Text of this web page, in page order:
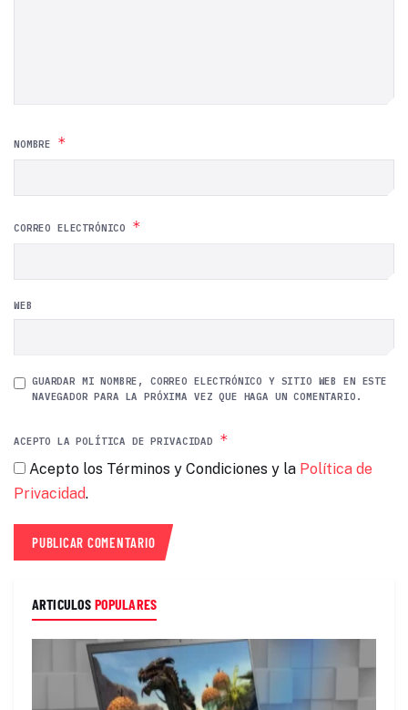
NOMBRE *
CORREO ELECTRÓNICO *
WEB
GUARDAR MI NOMBRE, CORREO ELECTRÓNICO Y SITIO WEB EN ESTE
NAVEGADOR PARA LA PRÓXIMA VEZ QUE HAGA UN COMENTARIO.
ACEPTO LA POLÍTICA DE PRIVACIDAD *
Acepto los Términos y Condiciones y la Política de
Privacidad.
ARTICULOS POPULARES